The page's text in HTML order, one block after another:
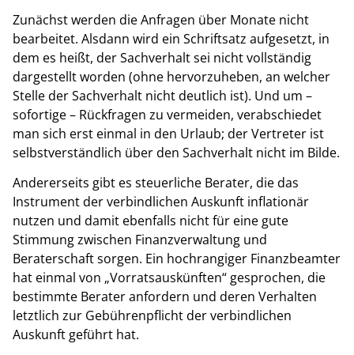
Zunächst werden die Anfragen über Monate nicht
bearbeitet. Alsdann wird ein Schriftsatz aufgesetzt, in
dem es heißt, der Sachverhalt sei nicht vollständig
dargestellt worden (ohne hervorzuheben, an welcher
Stelle der Sachverhalt nicht deutlich ist). Und um –
sofortige – Rückfragen zu vermeiden, verabschiedet
man sich erst einmal in den Urlaub; der Vertreter ist
selbstverständlich über den Sachverhalt nicht im Bilde.
Andererseits gibt es steuerliche Berater, die das
Instrument der verbindlichen Auskunft inflationär
nutzen und damit ebenfalls nicht für eine gute
Stimmung zwischen Finanzverwaltung und
Beraterschaft sorgen. Ein hochrangiger Finanzbeamter
hat einmal von „Vorratsauskünften“ gesprochen, die
bestimmte Berater anfordern und deren Verhalten
letztlich zur Gebührenpflicht der verbindlichen
Auskunft geführt hat.